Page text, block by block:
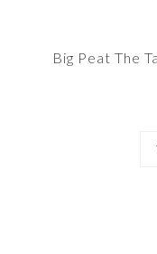
Big Peat The